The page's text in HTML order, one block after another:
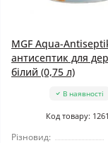
MGF Aqua-
антисептик для
білий (0,75 л)
В наявності
Код товару:
Різновид: